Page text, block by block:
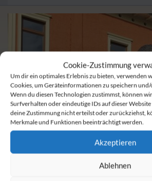
Cookie-Zustimmung
Um dir ein optimales Erlebnis zu bieten, verwenden
Cookies, um Geräteinformationen zu speichern
Wenn du diesen Technologien zustimmst, können
Surfverhalten oder eindeutige IDs auf dieser
deine Zustimmung nicht erteilst oder zurückziehst,
Merkmale und Funktionen beeinträchtigt werden.
Akzeptieren
Ablehnen